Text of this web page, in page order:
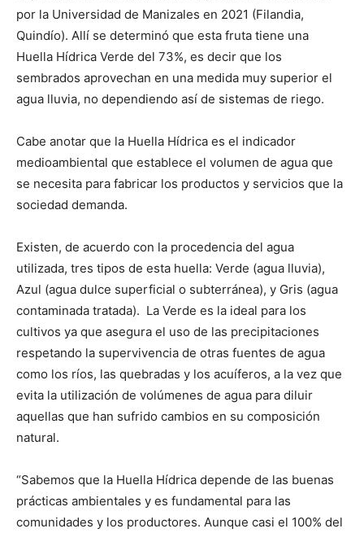
por la Universidad de Manizales en 2021 (Filandia,
Quindío). Allí se determinó que esta fruta tiene una
Huella Hídrica Verde del 73%, es decir que los
sembrados aprovechan en una medida muy superior el
agua lluvia, no dependiendo así de sistemas de riego.
Cabe anotar que la Huella Hídrica es el indicador
medioambiental que establece el volumen de agua que
se necesita para fabricar los productos y servicios que la
sociedad demanda.
Existen, de acuerdo con la procedencia del agua
utilizada, tres tipos de esta huella: Verde (agua lluvia),
Azul (agua dulce superficial o subterránea), y Gris (agua
contaminada tratada). La Verde es la ideal para los
cultivos ya que asegura el uso de las precipitaciones
respetando la supervivencia de otras fuentes de agua
como los ríos, las quebradas y los acuíferos, a la vez que
evita la utilización de volúmenes de agua para diluir
aquellas que han sufrido cambios en su composición
natural.
“Sabemos que la Huella Hídrica depende de las buenas
prácticas ambientales y es fundamental para las
comunidades y los productores. Aunque casi el 100% del